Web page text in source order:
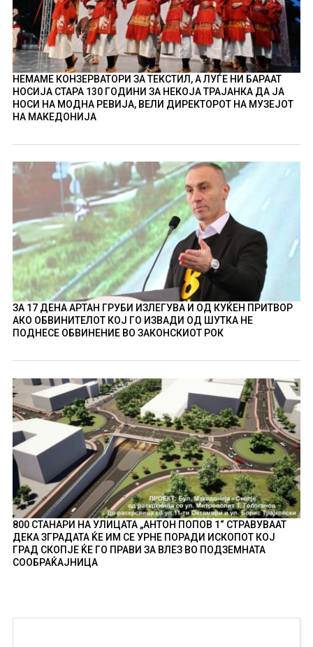
НЕМАМЕ КОНЗЕРВАТОРИ ЗА ТЕКСТИЛ, А ЛУЃЕ НИ БАРААТ
НОСИЈА СТАРА 130 ГОДИНИ ЗА НЕКОЈА ТРАЈАНКА ДА ЈА
НОСИ НА МОДНА РЕВИЈА, ВЕЛИ ДИРЕКТОРОТ НА МУЗЕЈОТ
НА МАКЕДОНИЈА
ЗА 17 ДЕНА АРТАН ГРУБИ ИЗЛЕГУВА И ОД КУЌЕН ПРИТВОР
АКО ОБВИНИТЕЛОТ КОЈ ГО ИЗВАДИ ОД ШУТКА НЕ
ПОДНЕСЕ ОБВИНЕНИЕ ВО ЗАКОНСКИОТ РОК
800 СТАНАРИ НА УЛИЦАТА „АНТОН ПОПОВ 1“ СТРАВУВААТ
ДЕКА ЗГРАДАТА ЌЕ ИМ СЕ УРНЕ ПОРАДИ ИСКОПОТ КОЈ
ГРАД СКОПЈЕ ЌЕ ГО ПРАВИ ЗА ВЛЕЗ ВО ПОДЗЕМНАТА
СООБРАЌАЈНИЦА